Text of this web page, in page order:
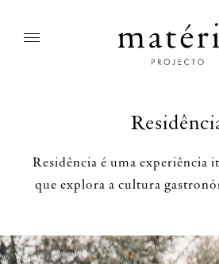
Residência é uma experiência
que explora a cultura